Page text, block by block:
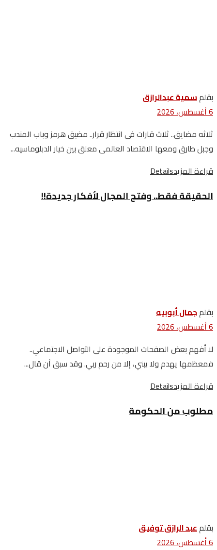
بقلمسمية عبدالرازق
6 أغسطس، 2026
ثلاثه مضايق.. ثلاث قارات فى انتظار قرار.. مضيق هرمز وباب المندب
وجبل طارق ومعها الاقتصاد العالمى معلق بين خيار الدبلوماسيه...
قراءة المزيدDetails
الحقيقة فقط.. وفتح المجال لأفكار جديدة!!
بقلمجمال أبوبيه
6 أغسطس، 2026
لا أفهم بعض الصفحات الموجودة على التواصل الاجتماعي..
فمعظمها يهدم ولا يبني، إلا من رحم ربي. وقد سبق أن قال...
قراءة المزيدDetails
مطلوب من الحكومة
بقلمعبد الرازق توفيق
6 أغسطس، 2026